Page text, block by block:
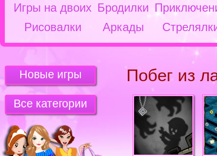
Игры на двоих Бродилки
Рисовалки
Аркады
Побег из
Новые игры
Все категории